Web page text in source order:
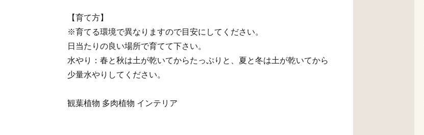
【育て方】
※育てる環境で異なりますので目安にしてください。
日当たりの良い場所で育てて下さい。
水やり：春と秋は土が乾いてからたっぷりと、夏と冬は土が乾いてから
少量水やりしてください。
観葉植物 多肉植物 インテリア